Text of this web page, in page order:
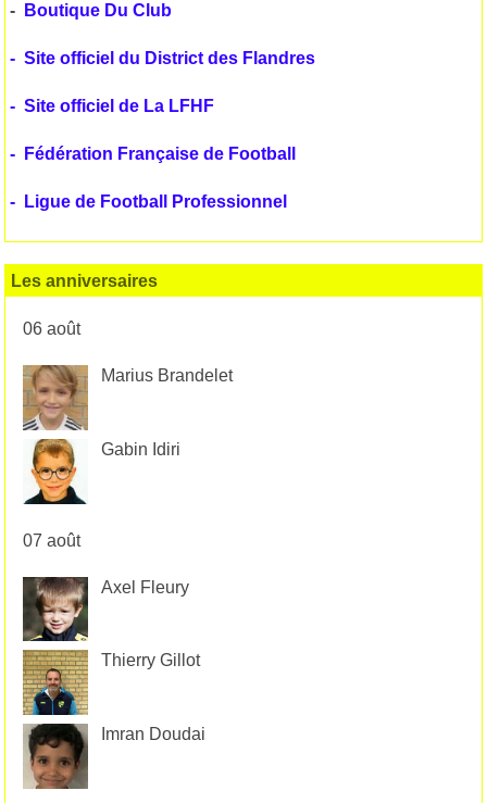
- Boutique Du Club
- Site officiel du District des Flandres
- Site officiel de La LFHF
- Fédération Française de Football
- Ligue de Football Professionnel
Les anniversaires
06 août
Marius Brandelet
Gabin Idiri
07 août
Axel Fleury
Thierry Gillot
Imran Doudai